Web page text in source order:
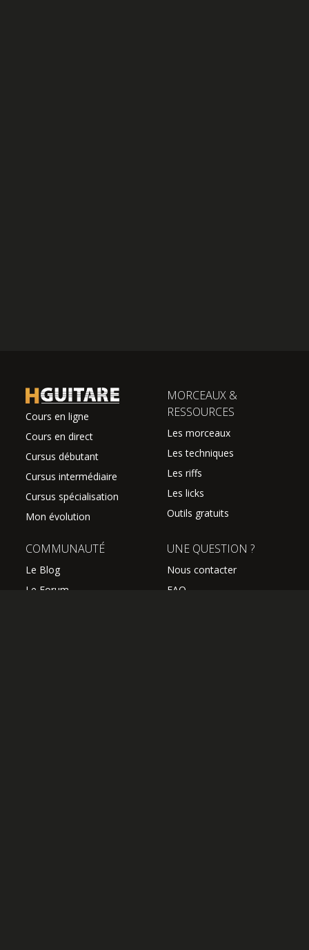
Cours en ligne
Cours en direct
Cursus débutant
Cursus intermédiaire
Cursus spécialisation
Mon évolution
MORCEAUX &
RESSOURCES
Les morceaux
Les techniques
Les riffs
Les licks
Outils gratuits
COMMUNAUTÉ
Le Blog
Le Forum
UNE QUESTION ?
Nous contacter
FAQ